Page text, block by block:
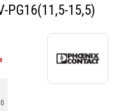
PG16(11,5-15,5)
0